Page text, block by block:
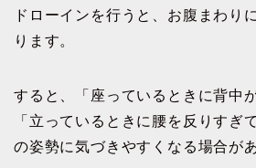
ドローインを行うと、お腹まわり
ります。
すると、「座っているときに背中
「立っているときに腰を反りすぎ
の姿勢に気づきやすくなる場合が